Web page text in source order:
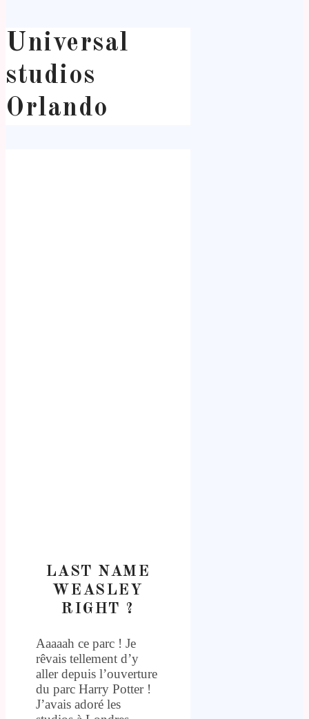
Universal
studios
Orlando
LAST NAME
WEASLEY
RIGHT ?
Aaaaah ce parc ! Je
rêvais tellement d’y
aller depuis l’ouverture
du parc Harry Potter !
J’avais adoré les